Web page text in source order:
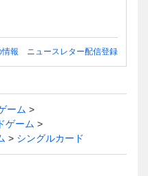
情報 ニュースレター配信登録
ーム
ゲーム
シングルカード